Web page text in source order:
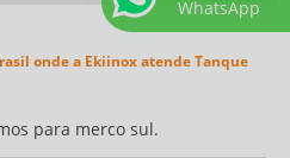
onde a Ekiinox atende Tanque
para merco sul.
WhatsApp